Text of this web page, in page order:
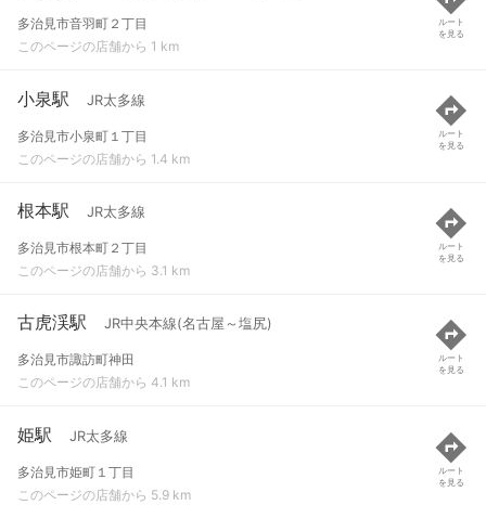
多治見市音羽町２丁目
このページの店舗から 1 km
ルート
を見る
小泉駅 JR太多線
多治見市小泉町１丁目
このページの店舗から 1.4 km
ルート
を見る
根本駅 JR太多線
多治見市根本町２丁目
このページの店舗から 3.1 km
ルート
を見る
古虎渓駅 JR中央本線(名古屋～塩尻)
多治見市諏訪町神田
このページの店舗から 4.1 km
ルート
を見る
姫駅 JR太多線
多治見市姫町１丁目
このページの店舗から 5.9 km
ルート
を見る